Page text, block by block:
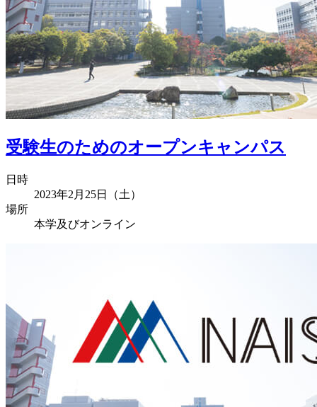
受験生のためのオープンキャンパス
日時
2023年2月25日（土）
場所
本学及びオンライン